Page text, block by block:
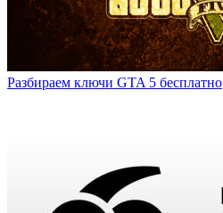
Разбираем ключи GTA 5 бесплатно